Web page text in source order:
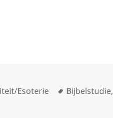
Esoterie Tags
Bijbelstudie,